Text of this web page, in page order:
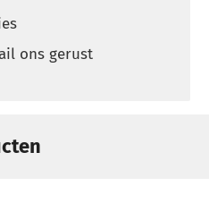
ons gerust